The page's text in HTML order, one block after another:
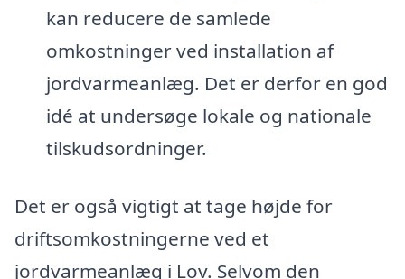
kan reducere de samlede
omkostninger ved installation af
jordvarmeanlæg. Det er derfor en god
idé at undersøge lokale og nationale
tilskudsordninger.
Det er også vigtigt at tage højde for
driftsomkostningerne ved et
jordvarmeanlæg i Lov. Selvom den